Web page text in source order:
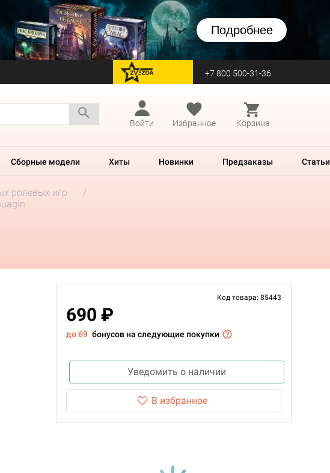
Подробнее
перейти на Zvezda +7 800 500-31-36
Войти
Избранное Корзина
Сборные модели Хиты Новинки Предзаказы Статьи
ролевых игр
Код товара: 85443
690 ₽
до 69 бонусов на следующие покупки
Уведомить о наличии
В избранное